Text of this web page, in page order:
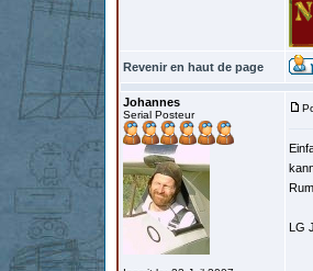
Revenir en haut de page
Johannes
Serial Posteur
LG J